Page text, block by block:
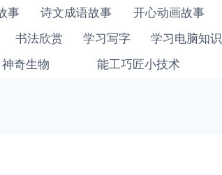
事 诗文成语故事 开心动画故事
书法欣赏 学习写字 学习电脑知识
神奇生物 能工巧匠小技术